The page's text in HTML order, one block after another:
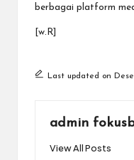
berbagai platform
[w.R]
Last updated on
admin
View All Posts